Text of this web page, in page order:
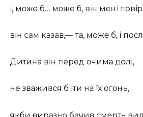
і, може б… може б, він мені
він сам казав,— та, може б, і
Дитина він перед очима долі,
не зважився б іти на їх огонь,
якби виразно бачив смерть